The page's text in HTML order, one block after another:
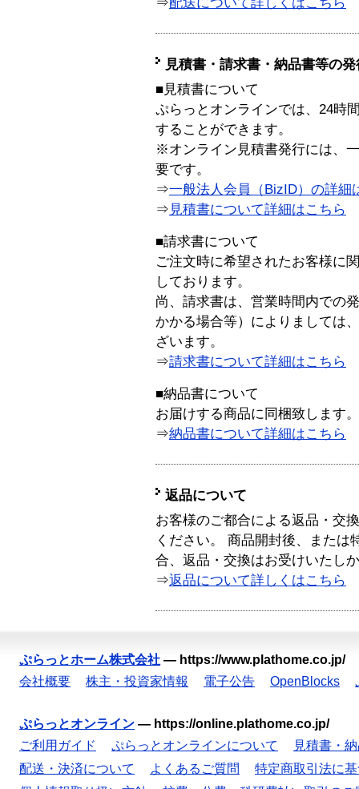
⇒配送について詳しくはこちら
見積書・請求書・納品書等の
■見積書について
ぷらっとオンラインでは、24時
することができます。
※オンライン見積書発行には、
要です。
⇒一般法人会員（BizID）の詳細
⇒ 見積書について詳細はこちら
■請求書について
ご注文時に希望されたお客様に
しております。
尚、請求書は、営業時間内での
かかる場合等）によりましては
ざいます。
⇒請求書について詳細はこちら
■納品書について
お届けする商品に同梱致します。
⇒納品書について詳細はこちら
返品について
お客様のご都合による返品・交
ください。 商品開封後、または
合、返品・交換はお受けいたし
⇒返品について詳しくはこちら
ぷらっとホーム株式会社 — https://www.plathome.co.jp/
会社概要
株主・投資家情報 電子公告 OpenBlocks
ぷらっとオンライン — https://online.plathome.co.jp/
ご利用ガイド
ぷらっとオンラインについて
見積書・
配送・決済について
よくあるご質問
特定商取引法に